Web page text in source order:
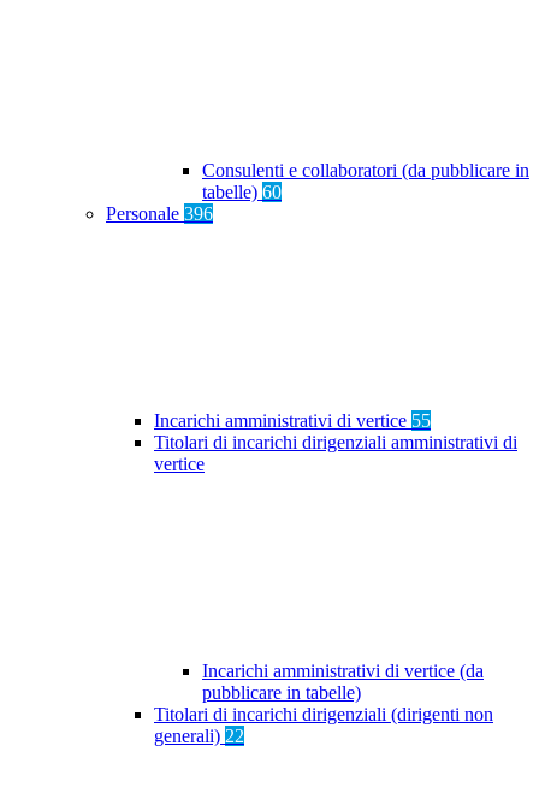
Consulenti e collaboratori (da pubblicare in
tabelle) 60
Personale 396
Incarichi amministrativi di vertice 55
Titolari di incarichi dirigenziali amministrativi di
vertice
Incarichi amministrativi di vertice (da
pubblicare in tabelle)
Titolari di incarichi dirigenziali (dirigenti non
generali) 22